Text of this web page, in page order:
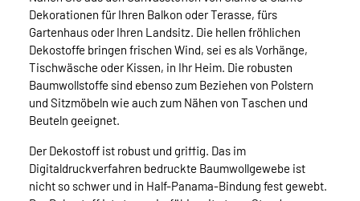
Dekorationen für Ihren Balkon oder Terasse, fürs
Gartenhaus oder Ihren Landsitz. Die hellen fröhlichen
Dekostoffe bringen frischen Wind, sei es als Vorhänge,
Tischwäsche oder Kissen, in Ihr Heim. Die robusten
Baumwollstoffe sind ebenso zum Beziehen von Polstern
und Sitzmöbeln wie auch zum Nähen von Taschen und
Beuteln geeignet.
Der Dekostoff ist robust und griffig. Das im
Digitaldruckverfahren bedruckte Baumwollgewebe ist
nicht so schwer und in Half-Panama-Bindung fest gewebt.